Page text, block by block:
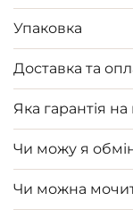
Упаковка
Доставка та
Яка гарантія
Чи можу я
Чи можна